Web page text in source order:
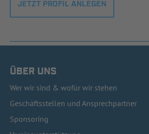
JETZT PROFIL ANLEGEN
ÜBER UNS
Wer wir sind & wofür wir stehen
Geschäftsstellen und Ansprechpartner
Sponsoring